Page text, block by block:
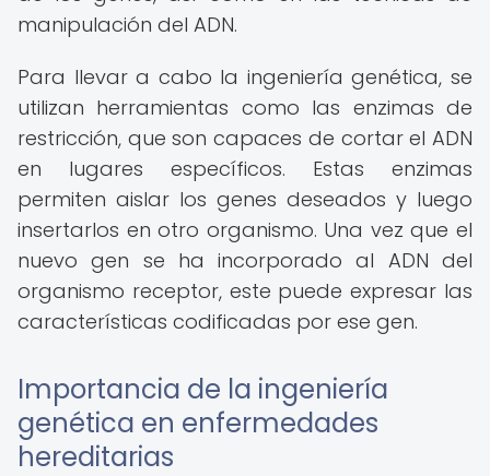
manipulación del ADN.
Para llevar a cabo la ingeniería genética, se
utilizan herramientas como las enzimas de
restricción, que son capaces de cortar el ADN
en lugares específicos. Estas enzimas
permiten aislar los genes deseados y luego
insertarlos en otro organismo. Una vez que el
nuevo gen se ha incorporado al ADN del
organismo receptor, este puede expresar las
características codificadas por ese gen.
Importancia de la ingeniería
genética en enfermedades
hereditarias